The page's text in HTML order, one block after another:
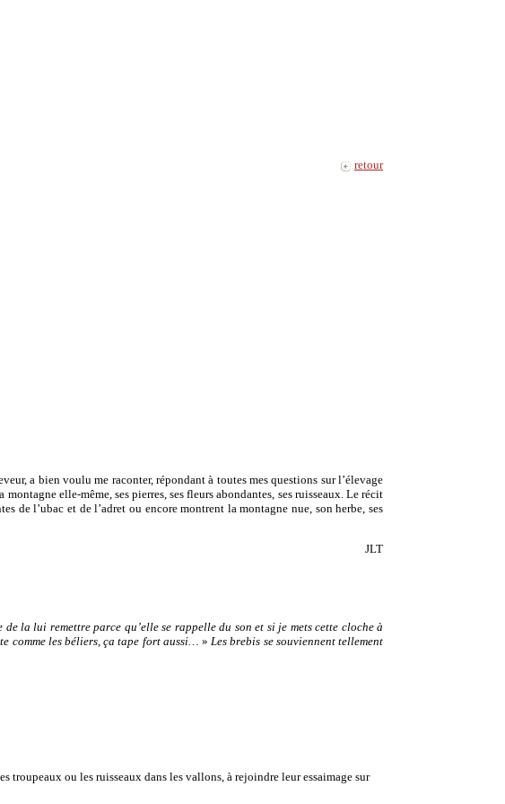
retour
a bien voulu me raconter, répondant à toutes mes questions sur l’élevage
elle-même, ses pierres, ses fleurs abondantes, ses ruisseaux. Le récit
de l’ubac et de l’adret ou encore montrent la montagne nue, son herbe, ses
JLT
la lui remettre parce qu’elle se rappelle du son et si je mets cette cloche à
comme les béliers, ça tape fort aussi… » Les brebis se souviennent tellement
troupeaux ou les ruisseaux dans les vallons, à rejoindre leur essaimage sur